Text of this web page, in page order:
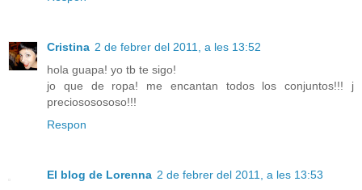
Cristina 2 de febrer del 2011, a les 13:52
hola guapa! yo tb te sigo!
jo que de ropa! me encantan todos los conjuntos!!! j
preciososososo!!!
Respon
El blog de Lorenna 2 de febrer del 2011, a les 13:53